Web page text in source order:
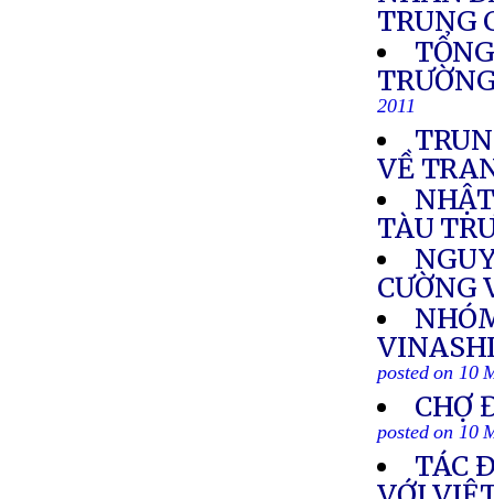
TRUNG
2011
VỀ
TÀU
CƯỜNG
posted on 10
CHỢ
posted on 10
TÁC